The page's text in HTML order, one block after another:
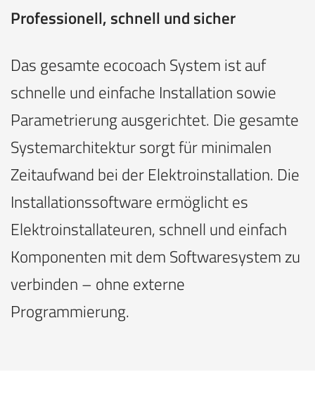
Professionell, schnell und sicher
Das gesamte ecocoach System ist auf
schnelle und einfache Installation sowie
Parametrierung ausgerichtet. Die gesamte
Systemarchitektur sorgt für minimalen
Zeitaufwand bei der Elektroinstallation. Die
Installationssoftware ermöglicht es
Elektroinstallateuren, schnell und einfach
Komponenten mit dem Softwaresystem zu
verbinden – ohne externe
Programmierung.